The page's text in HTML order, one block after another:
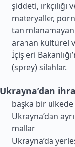
şiddeti, ırkçılığı
materyaller,
aranan kültürel
İçişleri
(sprey) silahlar.
Ukrayna’dan
başka bir
Ukrayna’dan
mallar
Ukrayna’da